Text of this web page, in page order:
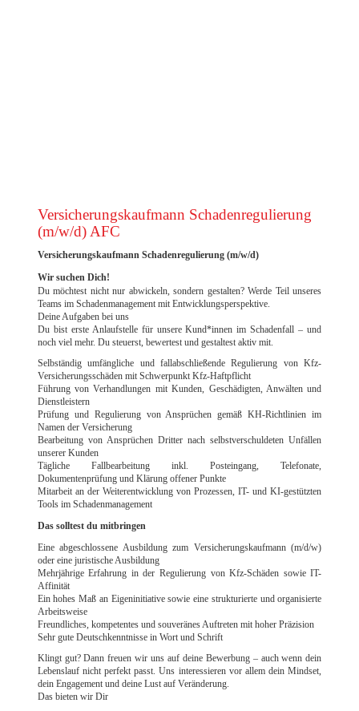
Versicherungskaufmann Schadenregulierung
(m/w/d) AFC
Versicherungskaufmann Schadenregulierung (m/w/d)
Wir suchen Dich!
Du möchtest nicht nur abwickeln, sondern gestalten? Werde Teil unseres
Teams im Schadenmanagement mit Entwicklungsperspektive.
Deine Aufgaben bei uns
Du bist erste Anlaufstelle für unsere Kund*innen im Schadenfall – und
noch viel mehr. Du steuerst, bewertest und gestaltest aktiv mit.
Selbständig umfängliche und fallabschließende Regulierung von Kfz-
Versicherungsschäden mit Schwerpunkt Kfz-Haftpflicht
Führung von Verhandlungen mit Kunden, Geschädigten, Anwälten und
Dienstleistern
Prüfung und Regulierung von Ansprüchen gemäß KH-Richtlinien im
Namen der Versicherung
Bearbeitung von Ansprüchen Dritter nach selbstverschuldeten Unfällen
unserer Kunden
Tägliche Fallbearbeitung inkl. Posteingang, Telefonate,
Dokumentenprüfung und Klärung offener Punkte
Mitarbeit an der Weiterentwicklung von Prozessen, IT- und KI-gestützten
Tools im Schadenmanagement
Das solltest du mitbringen
Eine abgeschlossene Ausbildung zum Versicherungskaufmann (m/d/w)
oder eine juristische Ausbildung
Mehrjährige Erfahrung in der Regulierung von Kfz-Schäden sowie IT-
Affinität
Ein hohes Maß an Eigeninitiative sowie eine strukturierte und organisierte
Arbeitsweise
Freundliches, kompetentes und souveränes Auftreten mit hoher Präzision
Sehr gute Deutschkenntnisse in Wort und Schrift
Klingt gut? Dann freuen wir uns auf deine Bewerbung – auch wenn dein
Lebenslauf nicht perfekt passt. Uns interessieren vor allem dein Mindset,
dein Engagement und deine Lust auf Veränderung.
Das bieten wir Dir